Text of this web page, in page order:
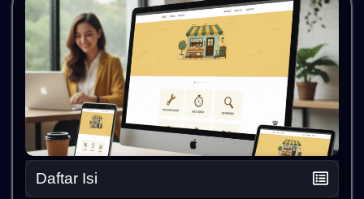
Daftar Isi